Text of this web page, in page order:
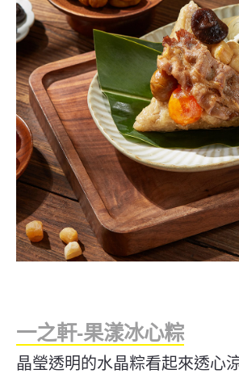
一之軒-果漾冰心粽
晶瑩透明的水晶粽看起來透心